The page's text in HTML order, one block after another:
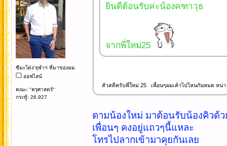
ซีมะโด่ง'จุฬาฯ ที่มาของผม
ออฟไลน์
คณะ: "ครุศาสตร์"
กระทู้: 26,927
ยินดีต้อนรับค่ะน้องคฑาวุธ
จากพี่ใหม่25
สัวสดีครับพี่ใหม่ 25 เพื่อนๆผมเค้าไปไหนกันหมด หน่
ตามน้องใหม่ มาต้อนรับน้องคิวด้
เพื่อนๆ คงอยู่แถวๆนี้แหละ
โทรไปลากเข้ามาคุยกันเลย